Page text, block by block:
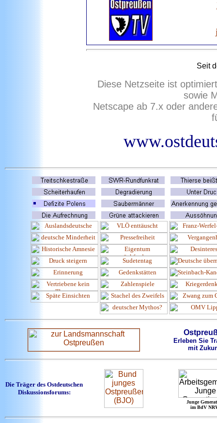
Seit
Diese Netzseite ist
sowie
Netscape ab 7.x oder
Erleben Sie
mit
Die Träger des Ostdeutschen
Diskussionsforums:
Junge
im BdV